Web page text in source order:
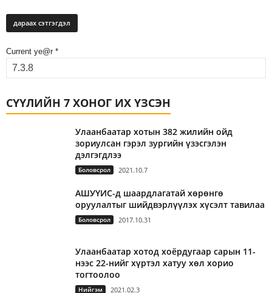
Current ye@r *
СҮҮЛИЙН 7 ХОНОГ ИХ ҮЗСЭН
Улаанбаатар хотын 382 жилийн ойд
зориулсан гэрэл зургийн үзэсгэлэн
дэлгэгдлээ
Боловсрол 2021.10.7
АШУҮИС-д шаардлагатай хөрөнгө
оруулалтыг шийдвэрлүүлэх хүсэлт тавилаа
Боловсрол 2017.10.31
Улаанбаатар хотод хоёрдугаар сарын 11-
нээс 22-нийг хүртэл хатуу хөл хорио
тогтоолоо
Нийгэм 2021.02.3